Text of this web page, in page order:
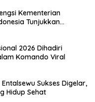
Kementerian
Tunjukkan
2026 Dihadiri
Komando Viral
Sukses Digelar,
Hidup Sehat